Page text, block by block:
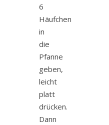
6
Häufchen
in
die
Pfanne
geben,
leicht
platt
drücken.
Dann